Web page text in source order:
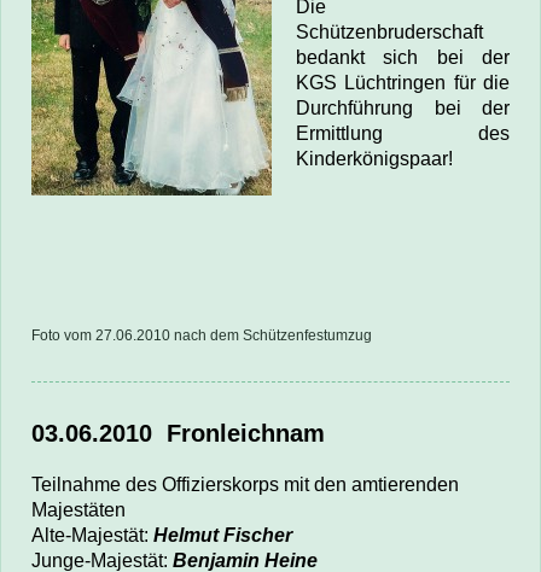
Die
Schützenbruderschaft
bedankt sich bei der
KGS Lüchtringen für die
Durchführung bei der
Ermittlung des
Kinderkönigspaar!
Foto vom 27.06.2010 nach dem Schützenfestumzug
03.06.2010 Fronleichnam
Teilnahme des Offizierskorps mit den amtierenden
Majestäten
Alte-Majestät: Helmut Fischer
Junge-Majestät: Benjamin Heine